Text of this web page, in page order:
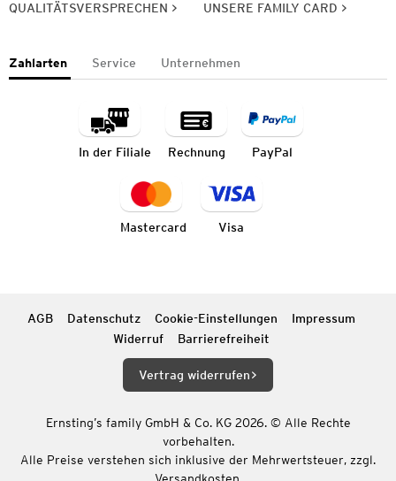
QUALITÄTSVERSPRECHEN UNSERE FAMILY CARD
Zahlarten Service Unternehmen
In der Filiale Rechnung PayPal
Mastercard Visa
AGB Datenschutz Cookie-Einstellungen
Impressum
Widerruf
Barrierefreiheit
Vertrag widerrufen
Ernsting’s family GmbH & Co. KG 2026. © Alle Rechte
vorbehalten.
Alle Preise verstehen sich inklusive der Mehrwertsteuer, zzgl.